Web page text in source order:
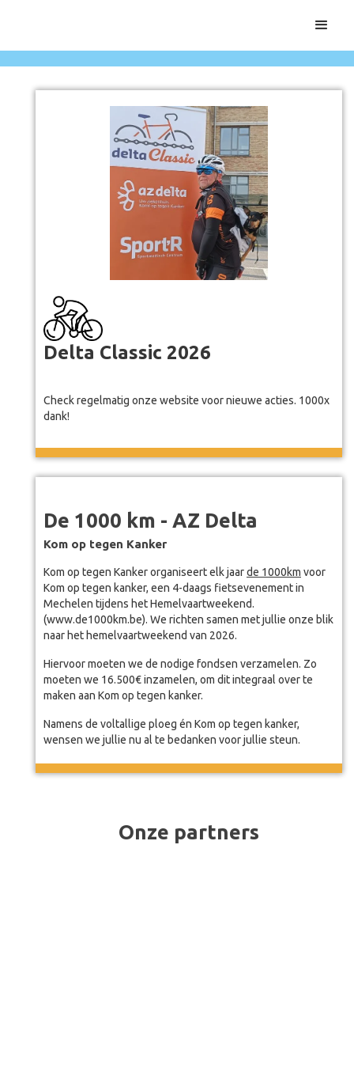
Delta Classic 2026
Check regelmatig onze website voor nieuwe acties. 1000x
dank!
De 1000 km - AZ Delta
Kom op tegen Kanker
Kom op tegen Kanker organiseert elk jaarde 1000km voor
Kom op tegen kanker, een 4-daags fietsevenement in
Mechelen tijdens het Hemelvaartweekend.
(www.de1000km.be). We richten samen met jullie onze blik
naar het hemelvaartweekend van 2026.
Hiervoor moeten we de nodige fondsen verzamelen. Zo
moeten we 16.500€ inzamelen, om dit integraal over te
maken aan Kom op tegen kanker.
Namens de voltallige ploeg én Kom op tegen kanker,
wensen we jullie nu al te bedanken voor jullie steun.
Onze partners